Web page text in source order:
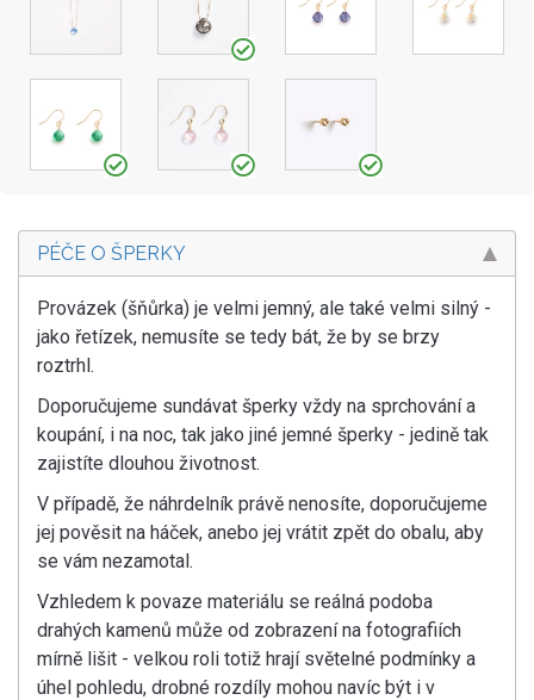
PÉČE O ŠPERKY
Provázek (šňůrka) je velmi jemný, ale také velmi silný -
jako řetízek, nemusíte se tedy bát, že by se brzy
roztrhl.
Doporučujeme sundávat šperky vždy na sprchování a
koupání, i na noc, tak jako jiné jemné šperky - jedině tak
zajistíte dlouhou životnost.
V případě, že náhrdelník právě nenosíte, doporučujeme
jej pověsit na háček, anebo jej vrátit zpět do obalu, aby
se vám nezamotal.
Vzhledem k povaze materiálu se reálná podoba
drahých kamenů může od zobrazení na fotografiích
mírně lišit - velkou roli totiž hrají světelné podmínky a
úhel pohledu, drobné rozdíly mohou navíc být i v